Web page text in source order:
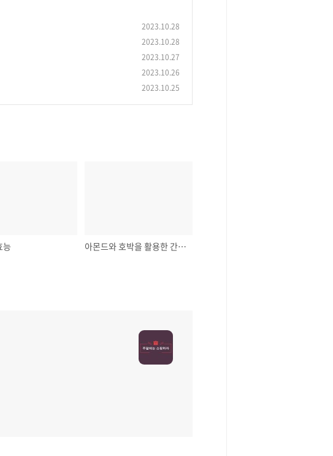
2023.10.28
2023.10.28
2023.10.27
2023.10.26
2023.10.25
능 아몬드와 호박을 활용한 간단한 영양 간식 아이디어